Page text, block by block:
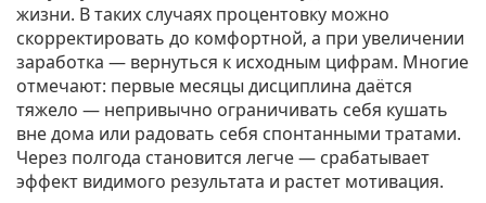
жизни. В таких случаях процентовку можно
скорректировать до комфортной, а при увеличении
заработка — вернуться к исходным цифрам. Многие
отмечают: первые месяцы дисциплина даётся
тяжело — непривычно ограничивать себя кушать
вне дома или радовать себя спонтанными тратами.
Через полгода становится легче — срабатывает
эффект видимого результата и растет мотивация.